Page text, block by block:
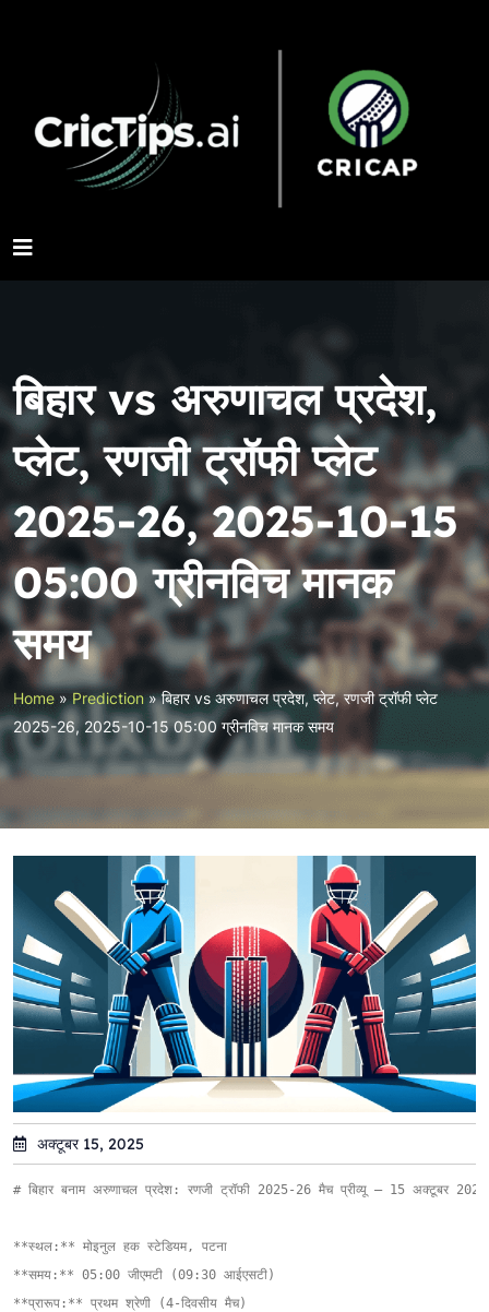
बिहार vs अरुणाचल प्रदेश,
प्लेट, रणजी ट्रॉफी प्लेट
2025-26, 2025-10-15
05:00 ग्रीनविच मानक
समय
Home » Prediction»बिहार vs अरुणाचल प्रदेश, प्लेट, रणजी ट्रॉफी प्लेट
2025-26, 2025-10-15 05:00 ग्रीनविच मानक समय
अक्टूबर 15, 2025
# बिहार बनाम अरुणाचल प्रदेश: रणजी ट्रॉफी 2025-26 मैच प्रीव्यू – 15 अक्टूबर 2025
**स्थल:** मोइनुल हक स्टेडियम, पटना
**समय:** 05:00 जीएमटी (09:30 आईएसटी)
**प्रारूप:** प्रथम श्रेणी (4-दिवसीय मैच)